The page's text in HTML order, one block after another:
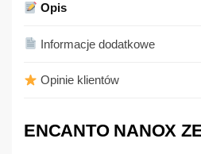
Opis
Informacje dodatkowe
Opinie klientów
ENCANTO NANOX